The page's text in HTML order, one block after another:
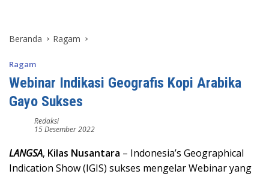
Beranda Ragam
Ragam
Webinar Indikasi Geografis Kopi Arabika
Gayo Sukses
Redaksi
15 Desember 2022
LANGSA, Kilas Nusantara – Indonesia’s Geographical
Indication Show (IGIS) sukses mengelar Webinar yang